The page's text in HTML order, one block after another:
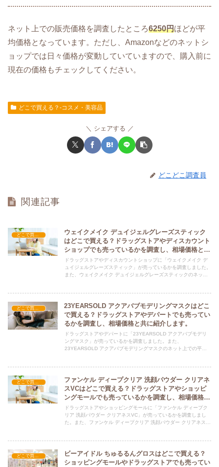
ネット上での販売価格を調査したところ6250円ほどが平
均価格となっています。ただし、Amazonなどのネットシ
ョップでは日々価格が変動していていますので、購入前に
現在の価格もチェックしてください。
どこで買える？-コスメ・美容品
シェアする
どこどこ調査員
関連記事
ウェイクメイク デュイジェルグレーズスティック
はどこで買える？ドラッグストアやディスカウント
ショップでも売っているかを調査し、相場価格と共
に紹介します。
ドラッグストアやディスカウントショップに「ウェイクメイク デ
ュイジェルグレーズスティック」が売っているかを調査しました。
また、ウェイクメイク デュイジェルグレーズスティックのネット
どこで買える？-コスメ・美容品
23YEARSOLD アクアバブモデリングマスクはどこ
で買える？ドラッグストアやデパートでも売ってい
るかを調査し、相場価格と共に紹介します。
ドラッグストアやデパートに「23YEARSOLD アクアバブモデリ
ングマスク」が売っているかを調査しました。また、
23YEARSOLD アクアバブモデリングマスクのネット上での平均
どこで買える？-コスメ・美容品
ファンケル ディープクリア 洗顔パウダー クリアネ
スVCはどこで買える？ドラッグストアやショッピ
ングモールでも売っているかを調査し、相場価格と
共に紹介します。
ドラッグストアやショッピングモールに「ファンケル ディープク
リア 洗顔パウダー クリアネスVC」が売っているかを調査しまし
た。また、ファンケル ディープクリア 洗顔パウダー クリアネス
どこで買える？-コスメ・美容品
ビーアイドル ちゅるるんグロスはどこで買える？
ショッピングモールやドラッグストアでも売ってい